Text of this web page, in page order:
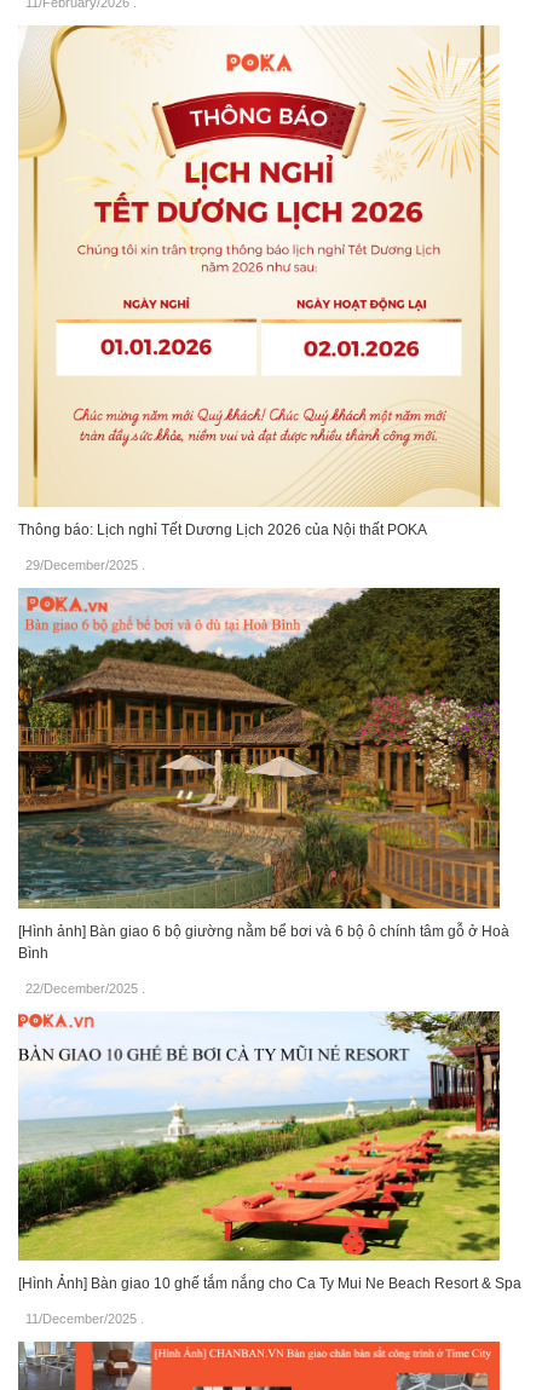
Thông báo: Lịch nghỉ Tết Dương Lịch 2026 của Nội thất POKA
29/December/2025
[Hình ảnh] Bàn giao 6 bộ giường nằm bể bơi và 6 bộ ô chính tâm gỗ ở Hoà
Bình
22/December/2025
[Hình Ảnh] Bàn giao 10 ghế tắm nắng cho Ca Ty Mui Ne Beach Resort & Spa
11/December/2025